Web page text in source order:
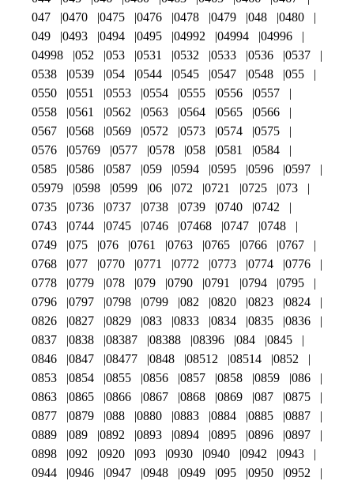
047
0470 0475 0476 0478 0479 048
0480
049
0493 0494 0495 04992 04994
04996
04998
052 053 0531 0532 0533 0536
0537
0538
0539 054 0544 0545 0547 0548
055
0550
0551 0553 0554 0555 0556
0557
0558
0561 0562 0563 0564 0565
0566
0567
0568 0569 0572 0573 0574
0575
0576
05769 0577 0578 058 0581
0584
0585
0586 0587 059 0594 0595 0596
0597
05979
0598 0599 06 072 0721 0725
073
0735
0736 0737 0738 0739 0740
0742
0743
0744 0745 0746 07468 0747
0748
0749
075 076 0761 0763 0765 0766
0767
0768
077 0770 0771 0772 0773 0774
0776
0778
0779 078 079 0790 0791 0794
0795
0796
0797 0798 0799 082 0820 0823
0824
0826
0827 0829 083 0833 0834 0835
0836
0837
0838 08387 08388 08396 084
0845
0846
0847 08477 0848 08512 08514
0852
0853
0854 0855 0856 0857 0858 0859
086
0863
0865 0866 0867 0868 0869 087
0875
0877
0879 088 0880 0883 0884 0885
0887
0889
089 0892 0893 0894 0895 0896
0897
0898
092 0920 093 0930 0940 0942
0943
0944
0946 0947 0948 0949 095 0950
0952